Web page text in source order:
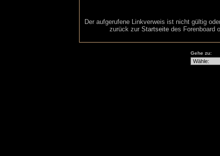
Der aufgerufene Linkverweis ist nicht gültig
zurück zur Startseitedes Forenboard
Gehe zu: